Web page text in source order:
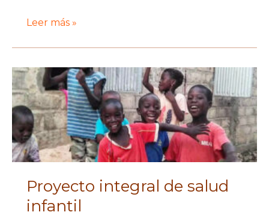
Proyecto
salud
bucal
en
la
región
Fatick,
Senegal
Leer más »
Proyecto integral de salud
infantil